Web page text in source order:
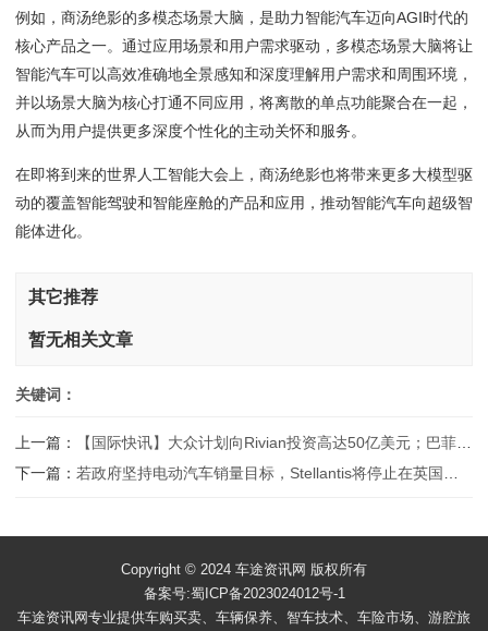
例如，商汤绝影的多模态场景大脑，是助力智能汽车迈向AGI时代的
核心产品之一。通过应用场景和用户需求驱动，多模态场景大脑将让
智能汽车可以高效准确地全景感知和深度理解用户需求和周围环境，
并以场景大脑为核心打通不同应用，将离散的单点功能聚合在一起，
从而为用户提供更多深度个性化的主动关怀和服务。
在即将到来的世界人工智能大会上，商汤绝影也将带来更多大模型驱
动的覆盖智能驾驶和智能座舱的产品和应用，推动智能汽车向超级智
能体进化。
其它推荐
暂无相关文章
关键词：
上一篇：
【国际快讯】大众计划向Rivian投资高达50亿美元；巴菲特继续减持比亚迪；Cruise任命新CEO
下一篇： 若政府坚持电动汽车销量目标，Stellantis将停止在英国生产汽车
Copyright © 2024 车途资讯网 版权所有
备案号:蜀ICP备2023024012号-1
车途资讯网专业提供车购买卖、车辆保养、智车技术、车险市场、游腔旅